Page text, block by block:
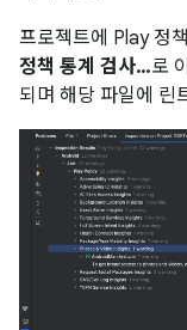
프로젝트에 Play 정
정책 통계 검사…로
되며 해당 파일에 린